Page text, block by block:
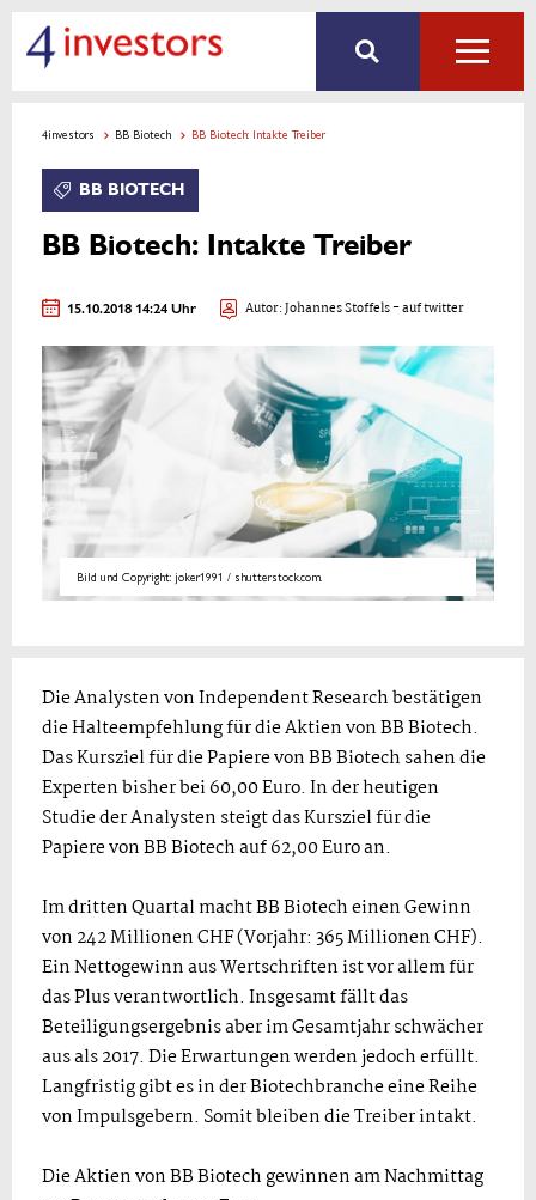
4investors BB Biotech BB Biotech: Intakte Treiber
BB BIOTECH
BB Biotech: Intakte Treiber
15.10.2018 14:24 Uhr Autor:Johannes Stoffels- auf twitter
Bild und Copyright: joker1991 / shutterstock.com.
Die Analysten von Independent Research bestätigen
die Halteempfehlung für die Aktien von BB Biotech.
Das Kursziel für die Papiere von BB Biotech sahen die
Experten bisher bei 60,00 Euro. In der heutigen
Studie der Analysten steigt das Kursziel für die
Papiere von BB Biotech auf 62,00 Euro an.
Im dritten Quartal macht BB Biotech einen Gewinn
von 242 Millionen CHF (Vorjahr: 365 Millionen CHF).
Ein Nettogewinn aus Wertschriften ist vor allem für
das Plus verantwortlich. Insgesamt fällt das
Beteiligungsergebnis aber im Gesamtjahr schwächer
aus als 2017. Die Erwartungen werden jedoch erfüllt.
Langfristig gibt es in der Biotechbranche eine Reihe
von Impulsgebern. Somit bleiben die Treiber intakt.
Die Aktien von BB Biotech gewinnen am Nachmittag